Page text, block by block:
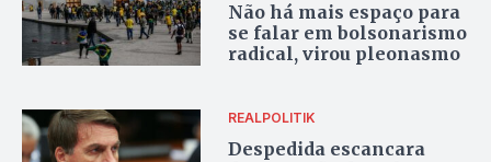
Não há mais espaço para
se falar em bolsonarismo
radical, virou pleonasmo
REALPOLITIK
Despedida escancara